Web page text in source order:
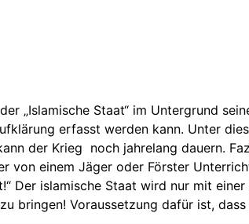
„Islamische Staat“ im Untergrund
erfasst werden kann. Unter
der Krieg noch jahrelang dauern.
von einem Jäger oder Förster
Der islamische Staat wird nur mit
bringen! Voraussetzung dafür ist,